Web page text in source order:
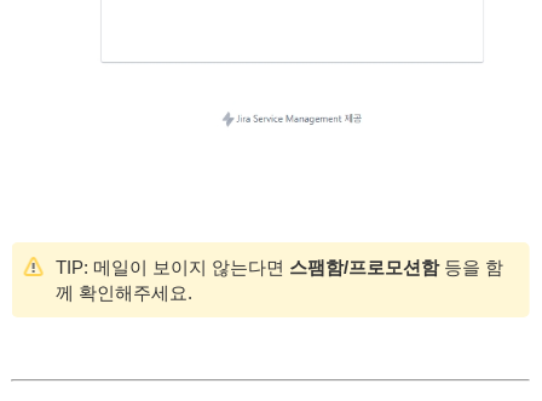
TIP: 메일이 보이지 않는다면 스팸함/프로모션함등을 함
께 확인해주세요.